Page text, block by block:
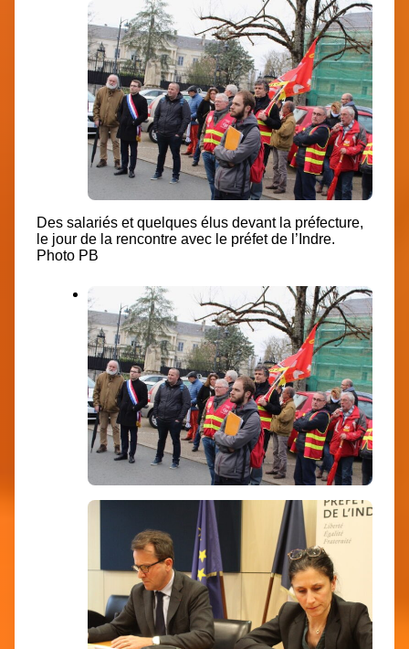
Des salariés et quelques élus devant la préfecture,
le jour de la rencontre avec le préfet de l’Indre.
Photo PB